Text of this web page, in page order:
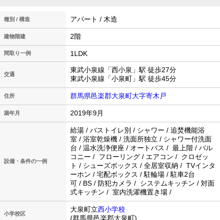
種別 / 構造 アパート / 木造
建物階建 2階
間取り一例 1LDK
交通
東武小泉線「西小泉」駅 徒歩27分
東武小泉線「小泉町」駅 徒歩45分
住所 群馬県邑楽郡大泉町大字寄木戸
築年月 2019年9月
設備・条件の一例
給湯 / バストイレ別 / シャワー / 追焚機能浴
室 / 浴室乾燥機 / 洗面所独立 / シャワー付洗面
台 / 温水洗浄便座 / オートバス / 最上階 / バル
コニー / フローリング / エアコン / クロゼッ
ト / シューズボックス / 全居室収納 / TVインタ
ーホン / 宅配ボックス / 駐輪場 / 駐車2台
可 / BS / 防犯カメラ / システムキッチン / 対面
式キッチン / 室内洗濯機置き場 /
小学校区
大泉町立西小学校
(群馬県邑楽郡大泉町)